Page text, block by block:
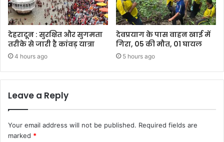
देहरादून : सुरक्षित और सुगमता
तरीके से जारी है कांवड़ यात्रा
4 hours ago
देवप्रयाग के पास वाहन खाई में
गिरा, 05 की मौत, 01 घायल
5 hours ago
Leave a Reply
Your email address will not be published. Required fields are
marked *